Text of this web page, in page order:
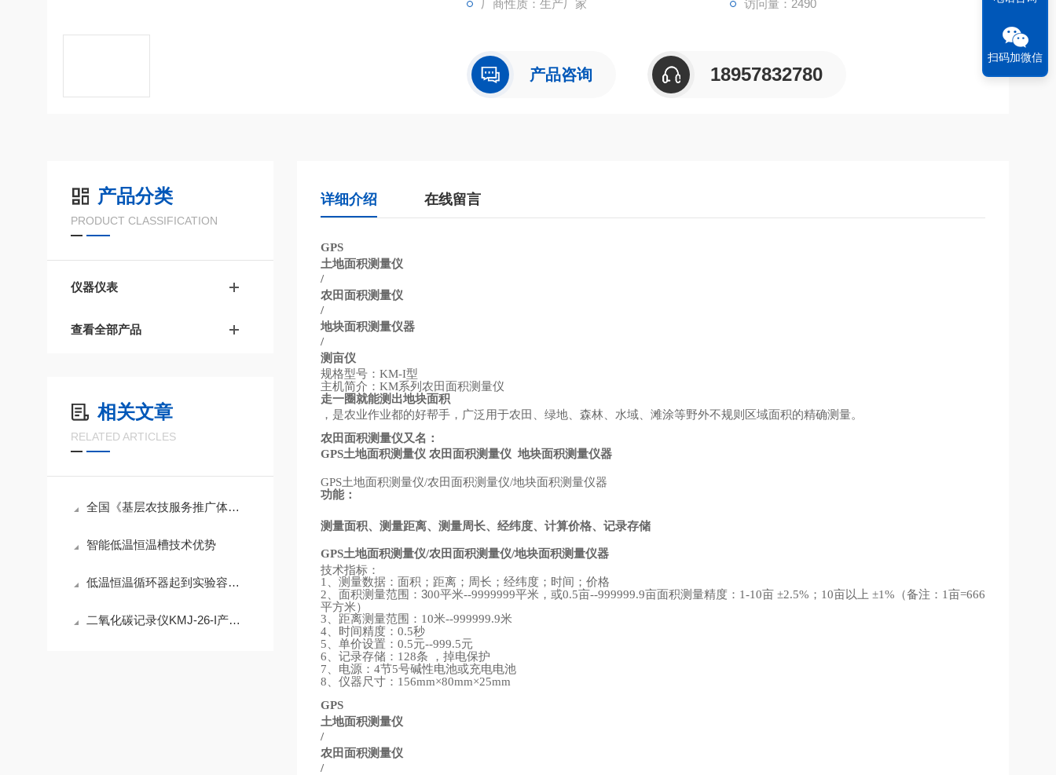
厂商性质：生产厂家 访问量：2490
产品咨询 18957832780
产品分类
PRODUCT CLASSIFICATION
仪器仪表
查看全部产品
相关文章
RELATED ARTICLES
全国《基层农技服务推广体系建设项目》配置清单
智能低温恒温槽技术优势
低温恒温循环器起到实验容器降温或恒温作用
二氧化碳记录仪KMJ-26-I产品简介
详细介绍 在线留言
GPS
土地面积测量仪
/
农田面积测量仪
/
地块面积测量仪器
/
测亩仪
规格型号： KM-I型
主机简介： KM系列农田面积测量仪
走一圈就能测出地块面积
，是农业作业都的好帮手，广泛用于农田、绿地、森林、水域、滩涂等野外不规则区域面积的精确测量。
农田面积测量仪又名：
GPS土地面积测量仪 农田面积测量仪 地块面积测量仪器
GPS土地面积测量仪/农田面积测量仪/地块面积测量仪器
功能：
测量面积、测量距离、测量周长、经纬度、计算价格、记录存储
GPS土地面积测量仪/农田面积测量仪/地块面积测量仪器
技术指标：
1 、测量数据：面积；距离；周长；经纬度；时间；价格
2 、面积测量范围：300平米--9999999平米，或0.5亩--999999.9亩面积测量精度： 1-10亩±2.5% ； 10亩以上 ±1% （备注： 1亩=666
平方米）
3 、距离测量范围： 10米--999999.9米
4、时间精度： 0.5秒
5 、单价设置： 0.5元--999.5元
6 、记录存储： 128条 ，掉电保护
7 、电源： 4节5号碱性电池或充电电池
8 、仪器尺寸： 156mm×80mm×25mm
GPS
土地面积测量仪
/
农田面积测量仪
/
扫码加微信